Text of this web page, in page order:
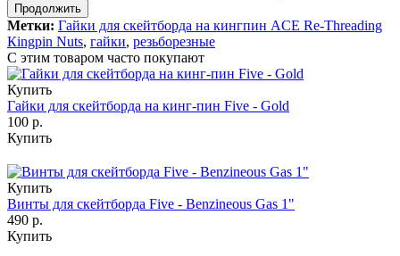
Продолжить
Метки: Гайки для скейтборда на кингпин ACE Re-Threading
Кingpin Nuts, гайки, резьборезные
С этим товаром часто покупают
Купить
Гайки для скейтборда на кинг-пин Five - Gold
100 р.
Купить
Купить
Винты для скейтборда Five - Benzineous Gas 1"
490 р.
Купить